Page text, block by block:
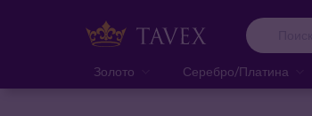
Золото Серебро/Платина